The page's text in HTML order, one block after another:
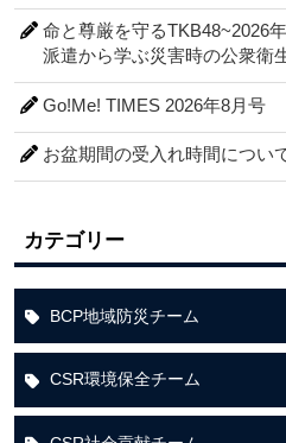
命と尊厳を守るTKB48~2026
派遣から学ぶ災害時の公衆衛
Go!Me! TIMES 2026年8月号
お盆期間の受入れ時間につい
カテゴリー
BCP地域防災チーム
CSR環境保全チーム